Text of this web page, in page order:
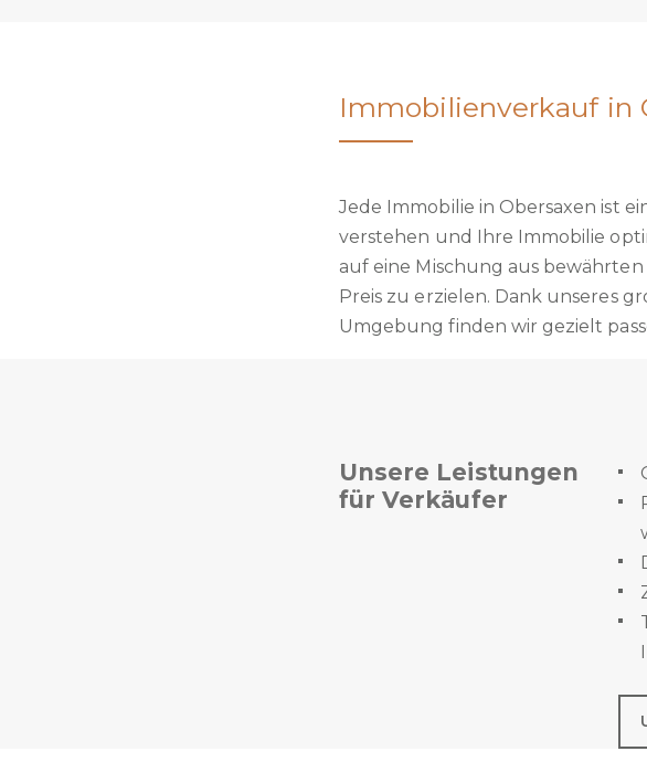
Immobilienverkauf in
Jede Immobilie in Obersaxen ist
verstehen und Ihre Immobilie
auf eine Mischung aus
Preis zu erzielen. Dank unseres
Umgebung finden wir gezielt
Unsere Leistungen
für Verkäufer